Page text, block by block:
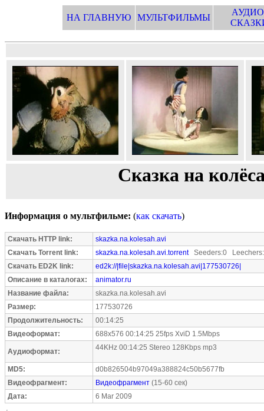
НА ГЛАВНУЮ МУЛЬТФИЛЬМЫ
Сказка на
Информация о мультфильме: (как скачать)
Скачать HTTP link:
skazka.na.kolesah.avi
Скачать Torrent link:
skazka.na.kolesah.avi.torrentSeeders:0
Скачать ED2K link:
ed2k://|file|skazka.na.kolesah.avi|177530726|
Описание в каталогах:
animator.ru
Название файла:
skazka.na.kolesah.avi
Размер:
177530726
Продолжительность:
00:14:25
Видеоформат:
688x576 00:14:25 25fps XviD 1.5Mbps
Аудиоформат: 44KHz 00:14:25 Stereo 128Kbps mp3
MD5:
d0b826504b97049a388824c50b5677fb
Видеофрагмент:
Видеофрагмент (15-60 сек)
Дата:
6 Mar 2009